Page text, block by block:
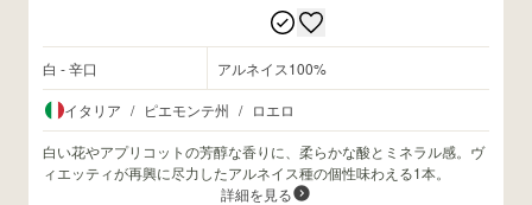
白 - 辛口 アルネイス100%
イタリア / ピエモンテ州 / ロエロ
白い花やアプリコットの芳醇な香りに、柔らかな酸とミネラル感。ヴ
ィエッティが再興に尽力したアルネイス種の個性味わえる1本。
詳細を見る